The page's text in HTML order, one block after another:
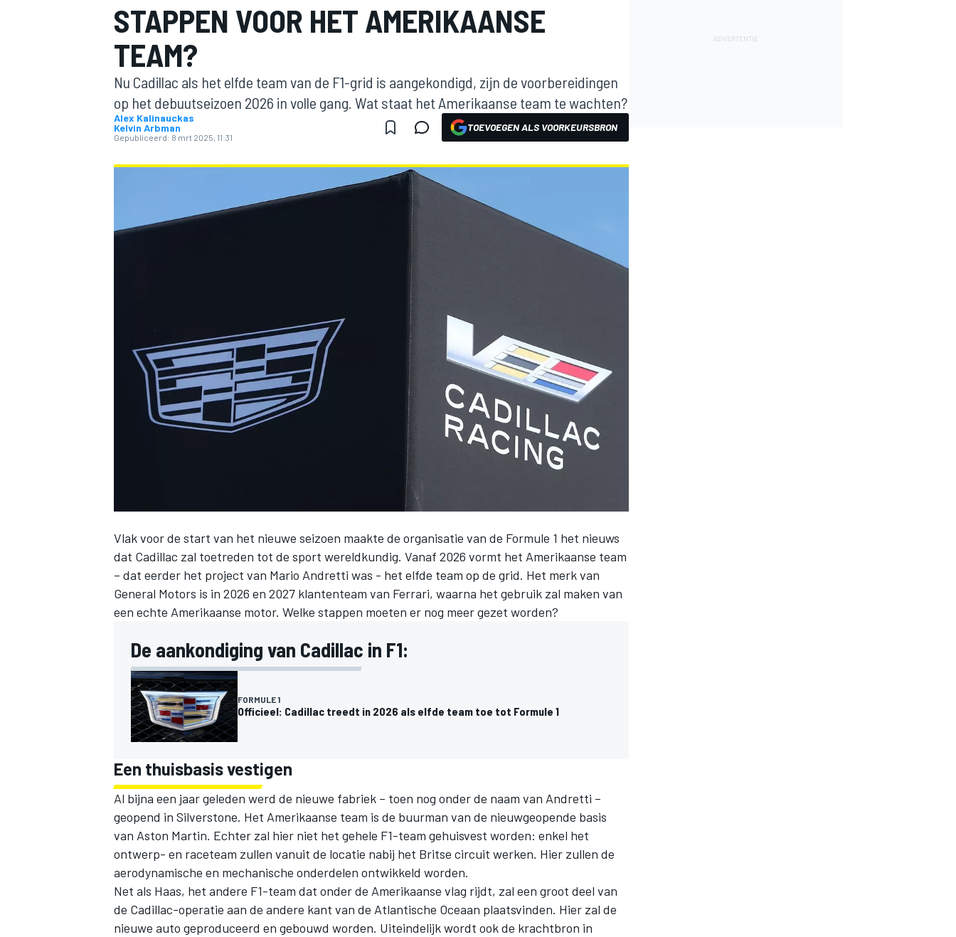
INDYCAR
WEC DTM
STAPPEN VOOR HET AMERIKAANSE
TEAM?
Nu Cadillac als het elfde team van de F1-grid is aangekondigd, zijn de voorbereidingen
op het debuutseizoen 2026 in volle gang. Wat staat het Amerikaanse team te wachten?
Alex Kalinauckas
Kelvin Arbman
Gepubliceerd: 8 mrt 2025, 11:31
TOEVOEGEN ALS VOORKEURSBRON
Vlak voor de start van het nieuwe seizoen maakte de organisatie van de Formule 1 het nieuws
dat Cadillac zal toetreden tot de sport wereldkundig. Vanaf 2026 vormt het Amerikaanse team
– dat eerder het project van Mario Andretti was - het elfde team op de grid. Het merk van
General Motors is in 2026 en 2027 klantenteam van Ferrari, waarna het gebruik zal maken van
een echte Amerikaanse motor. Welke stappen moeten er nog meer gezet worden?
De aankondiging van Cadillac in F1:
FORMULE 1
Officieel: Cadillac treedt in 2026 als elfde team toe tot Formule 1
Een thuisbasis vestigen
Al bijna een jaar geleden werd de nieuwe fabriek – toen nog onder de naam van Andretti –
geopend in Silverstone. Het Amerikaanse team is de buurman van de nieuwgeopende basis
van Aston Martin. Echter zal hier niet het gehele F1-team gehuisvest worden: enkel het
ontwerp- en raceteam zullen vanuit de locatie nabij het Britse circuit werken. Hier zullen de
aerodynamische en mechanische onderdelen ontwikkeld worden.
Net als Haas, het andere F1-team dat onder de Amerikaanse vlag rijdt, zal een groot deel van
de Cadillac-operatie aan de andere kant van de Atlantische Oceaan plaatsvinden. Hier zal de
nieuwe auto geproduceerd en gebouwd worden. Uiteindelijk wordt ook de krachtbron in